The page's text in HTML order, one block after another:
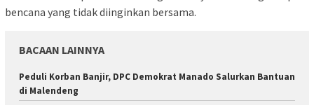
bencana yang tidak diinginkan bersama.
BACAAN LAINNYA
Peduli Korban Banjir, DPC Demokrat Manado Salurkan Bantuan
di Malendeng